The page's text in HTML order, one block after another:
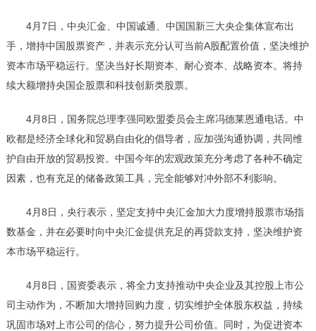
4月7日，中央汇金、中国诚通、中国国新三大央企集体宣布出
手，增持中国股票资产，并表示充分认可当前A股配置价值，坚决维护
资本市场平稳运行。坚决当好长期资本、耐心资本、战略资本。将持
续大额增持央国企股票和科技创新类股票。
4月8日，国务院总理李强同欧盟委员会主席冯德莱恩通电话。中
欧都是经济全球化和贸易自由化的倡导者，应加强沟通协调，共同维
护自由开放的贸易投资。中国今年的宏观政策充分考虑了各种不确定
因素，也有充足的储备政策工具，完全能够对冲外部不利影响。
4月8日，央行表示，坚定支持中央汇金加大力度增持股票市场指
数基金，并在必要时向中央汇金提供充足的再贷款支持，坚决维护资
本市场平稳运行。
4月8日，国资委表示，将全力支持推动中央企业及其控股上市公
司主动作为，不断加大增持回购力度，切实维护全体股东权益，持续
巩固市场对上市公司的信心，努力提升公司价值。同时，为促进资本